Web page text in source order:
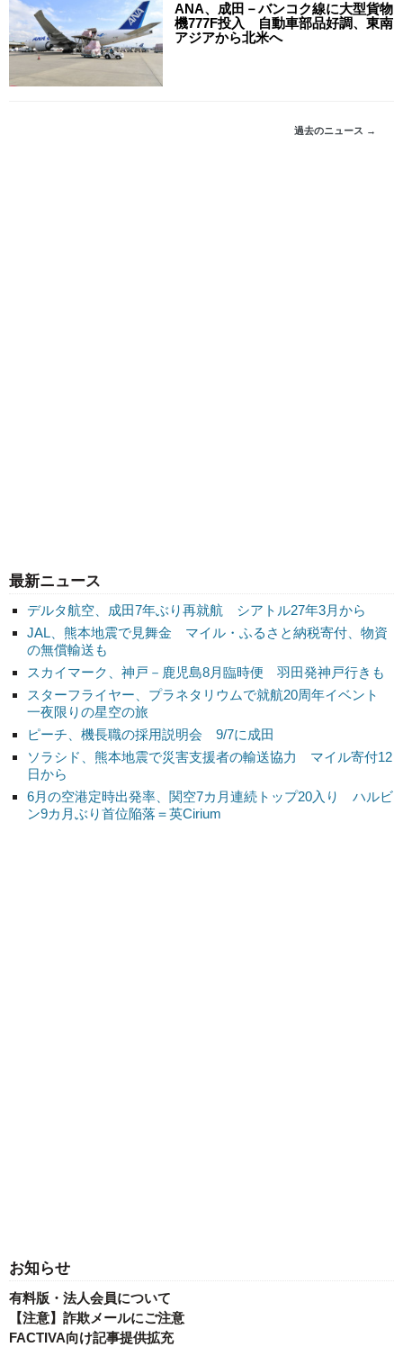
ANA、成田－バンコク線に大型貨物
機777F投入 自動車部品好調、東南
アジアから北米へ
過去のニュース →
最新ニュース
デルタ航空、成田7年ぶり再就航 シアトル27年3月から
JAL、熊本地震で見舞金 マイル・ふるさと納税寄付、物資
の無償輸送も
スカイマーク、神戸－鹿児島8月臨時便 羽田発神戸行きも
スターフライヤー、プラネタリウムで就航20周年イベント
一夜限りの星空の旅
ピーチ、機長職の採用説明会 9/7に成田
ソラシド、熊本地震で災害支援者の輸送協力 マイル寄付12
日から
6月の空港定時出発率、関空7カ月連続トップ20入り ハルビ
ン9カ月ぶり首位陥落＝英Cirium
お知らせ
有料版・法人会員について
【注意】詐欺メールにご注意
FACTIVA向け記事提供拡充